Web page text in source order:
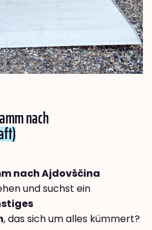
nach
nach Ajdovščina
und suchst ein
, das sich um alles kümmert?